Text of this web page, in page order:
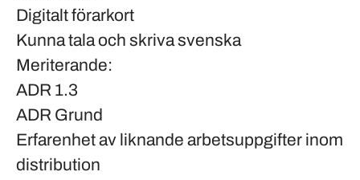
Digitalt förarkort
Kunna tala och skriva svenska
Meriterande:
ADR 1.3
ADR Grund
Erfarenhet av liknande arbetsuppgifter inom
distribution